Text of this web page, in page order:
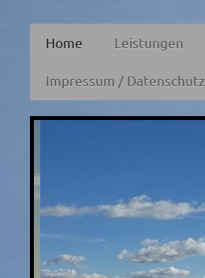
Home Leistungen
Impressum / Datenschutz